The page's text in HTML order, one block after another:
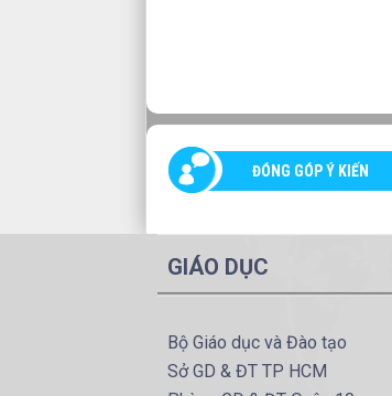
ĐÓNG GÓP Ý KIẾN
GIÁO DỤC
Bộ Giáo dục và Đào tạo
Sở GD & ĐT TP HCM